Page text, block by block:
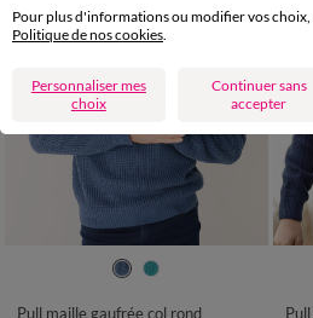
XXL
Pull maille gaufrée col rond
Pour plus d'informations ou modifier vos choix,
Politique de nos cookies
Personnaliser mes
choix
Continuer sans
accepter